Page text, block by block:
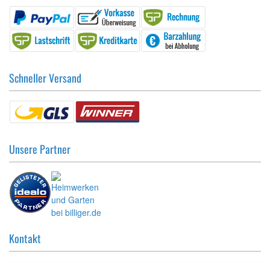
Schneller Versand
Unsere Partner
Kontakt